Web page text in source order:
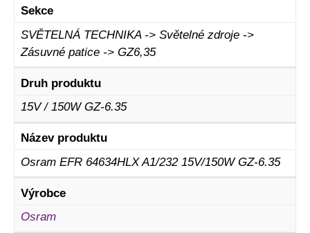
Sekce
SVĚTELNÁ TECHNIKA -> Světelné zdroje ->
Zásuvné patice -> GZ6,35
Druh produktu
15V / 150W GZ-6.35
Název produktu
Osram EFR 64634HLX A1/232 15V/150W GZ-6.35
Výrobce
Osram